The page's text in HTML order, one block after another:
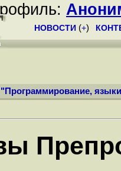
НОВОСТИ (+)
"Программирование,